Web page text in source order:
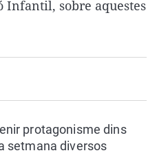
La rosa de los vientos
Como el perro y el
Caso
Equipo de
Extremadura
La Rioja
Virales
Elecciones
Infantil, sobre aquestes
protagonisme dins
setmana diversos